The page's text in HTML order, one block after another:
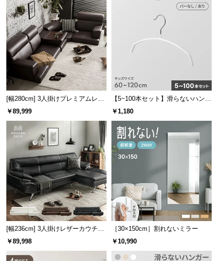
送
に
つ
い
て
梱
設
置
サ
ー
ビ
に
つ
い
て
搬
経
路
[幅280cm] 3人掛けプレミアムレザ
ーフロアソファ
￥89,999
【5~100本セット】滑らないハンガ
ー キッズサイズ
￥1,180
[幅236cm] 3人掛けレザーカウチソ
ファ
￥89,998
［30×150cm］割れないミラー
￥10,990